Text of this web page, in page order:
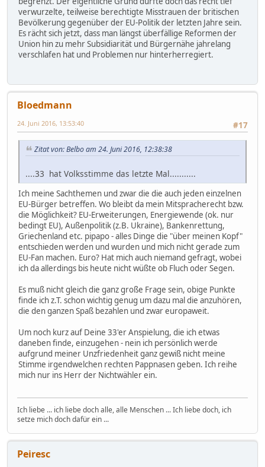
verwurzelte, teilweise berechtigte Misstrauen der britischen
Bevölkerung gegenüber der EU-Politik der letzten Jahre sein.
Es rächt sich jetzt, dass man längst überfällige Reformen der
Union hin zu mehr Subsidiarität und Bürgernähe jahrelang
verschlafen hat und Problemen nur hinterherregiert.
Bloedmann
#17
24. Juni 2016, 13:53:40
Zitat von: Belbo am 24. Juni 2016, 12:38:38
....33 hat Volksstimme das letzte Mal...........
Ich meine Sachthemen und zwar die die auch jeden einzelnen
EU-Bürger betreffen. Wo bleibt da mein Mitspracherecht bzw.
die Möglichkeit? EU-Erweiterungen, Energiewende (ok. nur
bedingt EU), Außenpolitik (z.B. Ukraine), Bankenrettung,
Griechenland etc. pipapo - alles Dinge die "über meinen Kopf"
entschieden werden und wurden und mich nicht gerade zum
EU-Fan machen. Euro? Hat mich auch niemand gefragt, wobei
ich da allerdings bis heute nicht wüßte ob Fluch oder Segen.
Es muß nicht gleich die ganz große Frage sein, obige Punkte
finde ich z.T. schon wichtig genug um dazu mal die anzuhören,
die den ganzen Spaß bezahlen und zwar europaweit.
Um noch kurz auf Deine 33'er Anspielung, die ich etwas
daneben finde, einzugehen - nein ich persönlich werde
aufgrund meiner Unzfriedenheit ganz gewiß nicht meine
Stimme irgendwelchen rechten Pappnasen geben. Ich reihe
mich nur ins Herr der Nichtwähler ein.
Ich liebe ... ich liebe doch alle, alle Menschen ... Ich liebe doch, ich
setze mich doch dafür ein ...
Peiresc